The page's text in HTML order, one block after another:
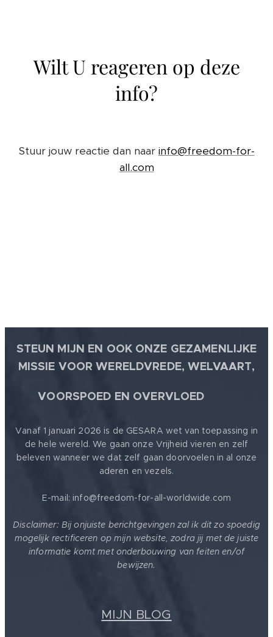
Wilt U reageren op deze
info?
Stuur jouw reactie dan naar info@freedom-for-
all.com
STEUN MIJN EN OOK ONZE GEZAMENLIJKE
MISSIE VOOR WERELDVREDE, WELVAART,
VOORSPOED EN OVERVLOED
Vanaf 1 januari 2026 is de GESARA wet van toepassing in
de hele wereld. We gaan onze Vrijheid vieren en zelf
beleven wanneer we dat zelf gaan doorvoelen in al onze
aderen en vezels.
E-mail: info@freedom-for-all-worldwide.com
Disclaimer: Bij onjuiste berichtgevingen zal ik dit zo spoedig
mogelijk rectificeren op mijn website, zodra jij met de juiste
informatie komt met onderbouwing van feiten en/of
bewijzen.
MIJN BLOG